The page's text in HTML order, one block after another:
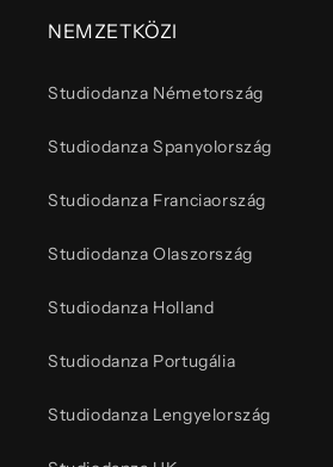
NEMZETKÖZI
Studiodanza Németország
Studiodanza Spanyolország
Studiodanza Franciaország
Studiodanza Olaszország
Studiodanza Holland
Studiodanza Portugália
Studiodanza Lengyelország